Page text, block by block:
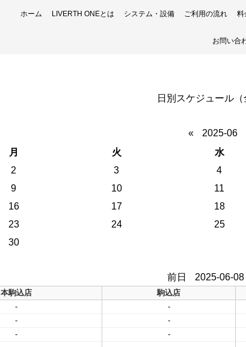
ホーム LIVERTH ONEとは システム・設備 ご利用の流れ 料
お問い合
日別スケジュール（
« 2025-06
月 火 水
2 3 4
9 10 11
16 17 18
23 24 25
30
前日 2025-06-08
本駒込店 駒込店
- -
- -
- -